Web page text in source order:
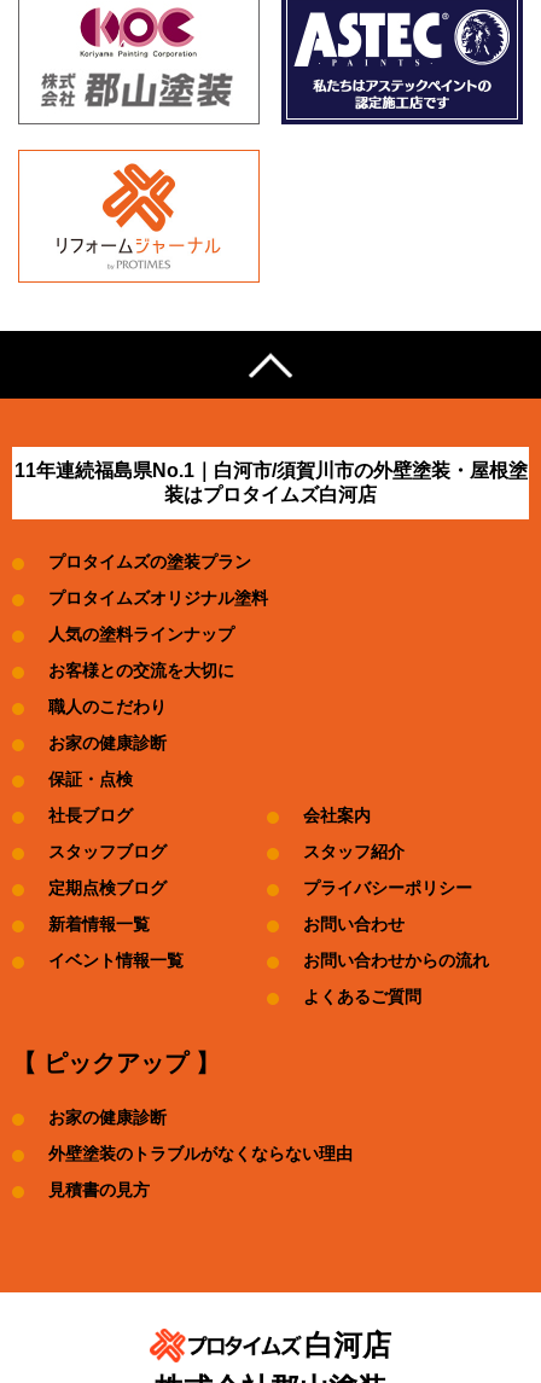
11年連続福島県No.1｜白河市/須賀川市の外壁塗装・屋根塗
装はプロタイムズ白河店
プロタイムズの塗装プラン
プロタイムズオリジナル塗料
人気の塗料ラインナップ
お客様との交流を大切に
職人のこだわり
お家の健康診断
保証・点検
社長ブログ
スタッフブログ
定期点検ブログ
新着情報一覧
イベント情報一覧
会社案内
スタッフ紹介
プライバシーポリシー
お問い合わせ
お問い合わせからの流れ
よくあるご質問
【 ピックアップ 】
お家の健康診断
外壁塗装のトラブルがなくならない理由
見積書の見方
白河店